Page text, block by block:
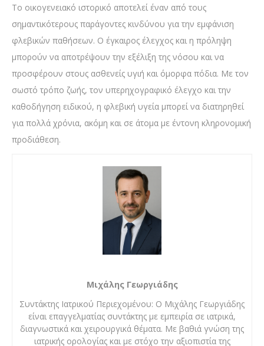
Το οικογενειακό ιστορικό αποτελεί έναν από τους
σημαντικότερους παράγοντες κινδύνου για την εμφάνιση
φλεβικών παθήσεων. Ο έγκαιρος έλεγχος και η πρόληψη
μπορούν να αποτρέψουν την εξέλιξη της νόσου και να
προσφέρουν στους ασθενείς υγιή και όμορφα πόδια. Με τον
σωστό τρόπο ζωής, τον υπερηχογραφικό έλεγχο και την
καθοδήγηση ειδικού, η φλεβική υγεία μπορεί να διατηρηθεί
για πολλά χρόνια, ακόμη και σε άτομα με έντονη κληρονομική
προδιάθεση.
Μιχάλης Γεωργιάδης
Συντάκτης Ιατρικού Περιεχομένου: Ο Μιχάλης Γεωργιάδης
είναι επαγγελματίας συντάκτης με εμπειρία σε ιατρικά,
διαγνωστικά και χειρουργικά θέματα. Με βαθιά γνώση της
ιατρικής ορολογίας και με στόχο την αξιοπιστία της